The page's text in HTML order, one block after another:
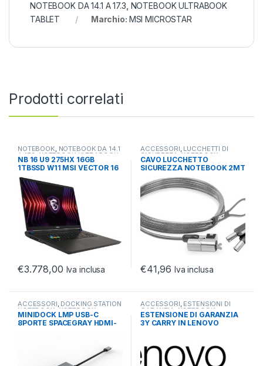
NOTEBOOK DA 14.1 A 17.3, NOTEBOOK ULTRABOOK
TABLET
Marchio: MSI MICROSTAR
Prodotti correlati
NOTEBOOK, NOTEBOOK DA 14.1
A 17.3, NOTEBOOK ULTRABOOK
TABLET
NB 16 U9 275HX 16GB
1TBSSD W11 MSI VECTOR 16
– RTX 5080
€3.778,00 Iva inclusa
ACCESSORI, LUCCHETTI DI
SICUREZZA ,NOTEBOOK
ULTRABOOK TABLET
CAVO LUCCHETTO
SICUREZZA NOTEBOOK 2MT
CHIUSURA CON CHIAVE
€41,96 Iva inclusa
ACCESSORI, DOCKING STATION
NOTEBOOK, NOTEBOOK
ULTRABOOK TABLET
MINIDOCK LMP USB-C
8PORTE SPACEGRAY HDMI-
ACCESSORI, ESTENSIONI DI
GARANZIA, NOTEBOOK
ULTRABOOK TABLET
ESTENSIONE DI GARANZIA
3Y CARRY IN LENOVO